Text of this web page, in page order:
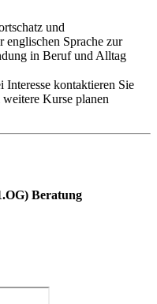
und
englischen Sprache zur
in Beruf und Alltag
Interesse kontaktieren Sie
Kurse planen
Beratung